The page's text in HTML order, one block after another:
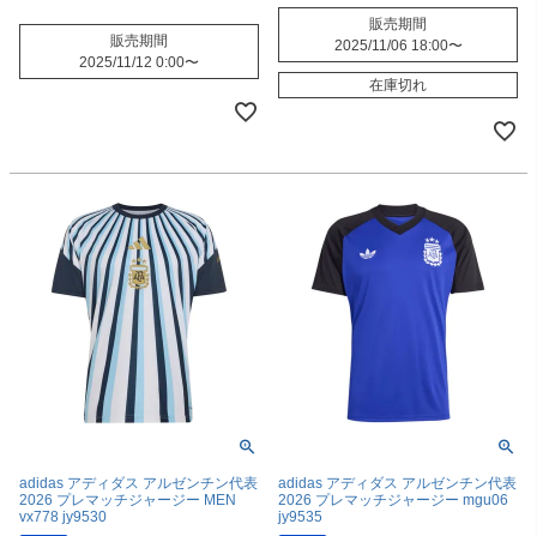
販売期間
2025/11/12 0:00〜
販売期間
2025/11/06 18:00〜
在庫切れ
adidas アディダス アルゼンチン代表
2026 プレマッチジャージー MEN
vx778 jy9530
adidas アディダス アルゼンチン代表
2026 プレマッチジャージー mgu06
jy9535